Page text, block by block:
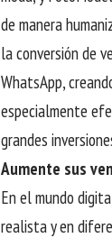
de manera
la conversión de
WhatsApp,
especialmente
grandes
Aumente sus
En el mundo
realista y en